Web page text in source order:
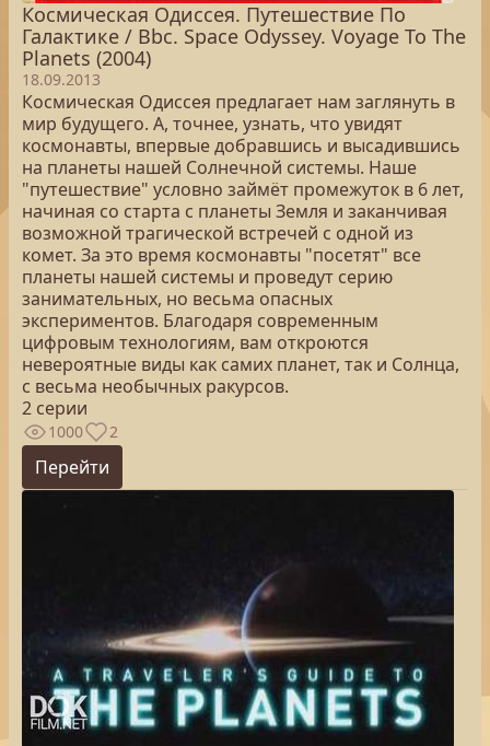
Космическая Одиссея. Путешествие По
Галактике / Bbc. Space Odyssey. Voyage To The
Planets (2004)
18.09.2013
Космическая Одиссея предлагает нам заглянуть в
мир будущего. А, точнее, узнать, что увидят
космонавты, впервые добравшись и высадившись
на планеты нашей Солнечной системы. Наше
"путешествие" условно займёт промежуток в 6 лет,
начиная со старта с планеты Земля и заканчивая
возможной трагической встречей с одной из
комет. За это время космонавты "посетят" все
планеты нашей системы и проведут серию
занимательных, но весьма опасных
экспериментов. Благодаря современным
цифровым технологиям, вам откроются
невероятные виды как самих планет, так и Солнца,
с весьма необычных ракурсов.
2 серии
1000 2
Перейти